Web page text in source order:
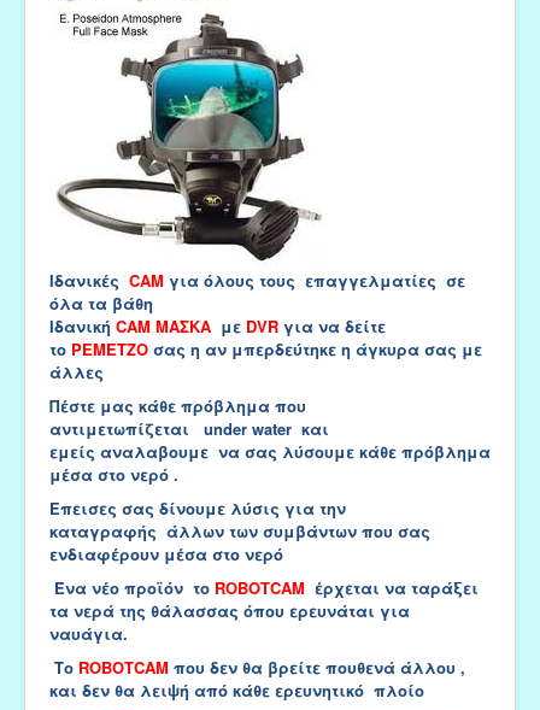
Ιδανικές CAM για όλους τους επαγγελματίες σε
όλα τα βάθη
Ιδανική CAM ΜΑΣΚΑ με DVR για να δείτε
το ΡΕΜΕΤΖΟ σας η αν μπερδεύτηκε η άγκυρα σας με
άλλες
Πέστε μας κάθε πρόβλημα που
αντιμετωπίζεται under water και
εμείς αναλαβουμε να σας λύσουμε κάθε πρόβλημα
μέσα στο νερό .
Επεισες σας δίνουμε λύσις για την
καταγραφής άλλων των συμβάντων που σας
ενδιαφέρουν μέσα στο νερό
Ένα νέο προϊόν το ROBOTCAM έρχεται να ταράξει
τα νερά της θάλασσας όπου ερευνάται για
ναυάγια.
Το ROBOTCAM που δεν θα βρείτε πουθενά άλλου ,
και δεν θα λειψή από κάθε ερευνητικό πλοίο